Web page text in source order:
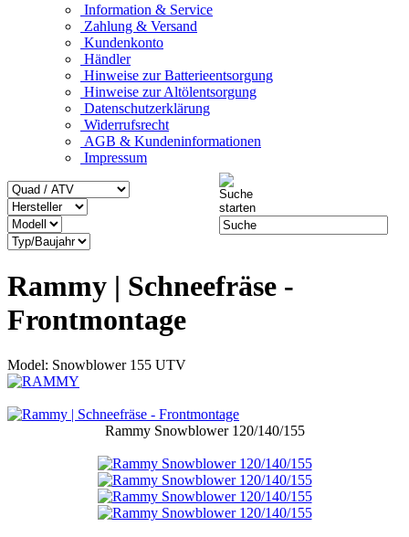
Information & Service
Zahlung & Versand
Kundenkonto
Händler
Hinweise zur Batterieentsorgung
Hinweise zur Altölentsorgung
Datenschutzerklärung
Widerrufsrecht
AGB & Kundeninformationen
Impressum
Rammy | Schneefräse -
Frontmontage
Model: Snowblower 155 UTV
Rammy Snowblower 120/140/155